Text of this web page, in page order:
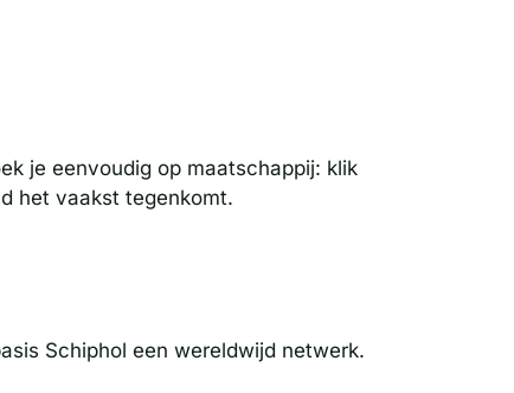
je eenvoudig op maatschappij: klik
het vaakst tegenkomt.
Schiphol een wereldwijd netwerk.